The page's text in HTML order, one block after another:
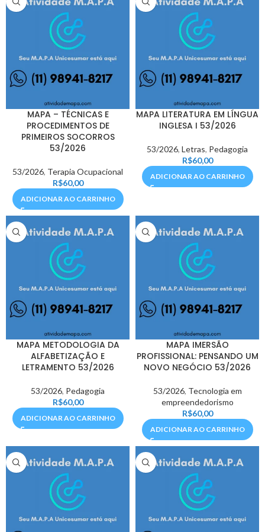
MAPA – TÉCNICAS E
PROCEDIMENTOS DE
PRIMEIROS SOCORROS
53/2026
53/2026, Terapia Ocupacional
R$60,00
ADICIONAR AO CARRINHO
MAPA LITERATURA EM LÍNGUA
INGLESA I 53/2026
53/2026, Letras, Pedagogia
R$60,00
ADICIONAR AO CARRINHO
MAPA METODOLOGIA DA
ALFABETIZAÇÃO E
LETRAMENTO 53/2026
53/2026, Pedagogia
R$60,00
ADICIONAR AO CARRINHO
MAPA IMERSÃO
PROFISSIONAL: PENSANDO UM
NOVO NEGÓCIO 53/2026
53/2026, Tecnologia em
empreendedorismo
R$60,00
ADICIONAR AO CARRINHO